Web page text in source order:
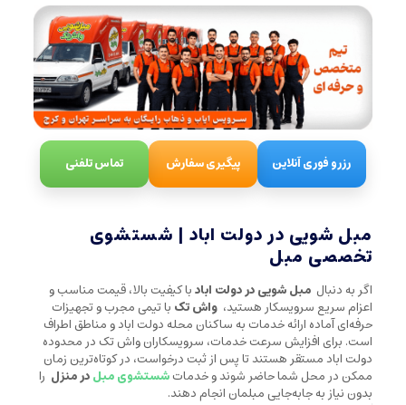
رزرو فوری آنلاین پیگیری سفارش تماس تلفنی
مبل شویی در دولت اباد | شستشوی
تخصصی مبل
اگر به دنبال مبل شویی در دولت ابادبا کیفیت بالا، قیمت مناسب و
اعزام سریع سرویسکار هستید، واش تک با تیمی مجرب و تجهیزات
حرفه‌ای آماده ارائه خدمات به ساکنان محله دولت اباد و مناطق اطراف
است. برای افزایش سرعت خدمات، سرویسکاران واش تک در محدوده
دولت اباد مستقر هستند تا پس از ثبت درخواست، در کوتاه‌ترین زمان
ممکن در محل شما حاضر شوند و خدماتشستشوی مبلدر منزل را
بدون نیاز به جابه‌جایی مبلمان انجام دهند.